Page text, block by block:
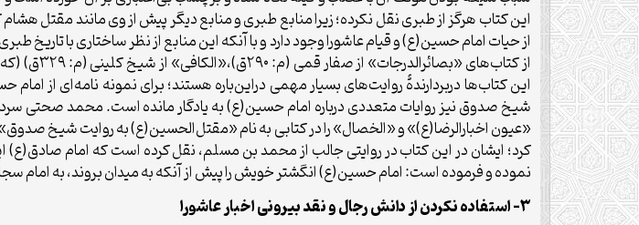
این کتاب هرگز از طبری نقل نکرده؛ زیرا منابع طبری و منابع دیگر پیش از وی مانند مقتل
از حیات امام حسین(ع) و قیام عاشورا وجود دارد و با آنکه این منابع از نظر ساختاری با
این کتاب‌ها دربردارندۀ روایت‌های بسیار مهمی دراین‌باره هستند؛ برای نمونه نامه‌ای از
شیخ صدوق نیز روایات متعددی درباره امام حسین(ع) به یادگار مانده است. محمد صحتی
«عیون اخبارالرضا(ع)» و «الخصال» را در کتابی به نام «مقتل‌الحسین(ع) به روایت شیخ
کرد؛ ایشان در این کتاب در روایتی جالب از محمد بن مسلم، نقل کرده است که امام صادق(ع)
نموده و فرموده است: امام حسین(ع) انگشتر خویش را پیش از آنکه به میدان بروند، به امام
۳- استفاده نکردن از دانش رجال و نقد بیرونی اخبار عاشورا